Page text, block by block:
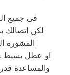
فى جميع
لكن اتصالك
المشورة
او عطل بسيط
والمساعدة